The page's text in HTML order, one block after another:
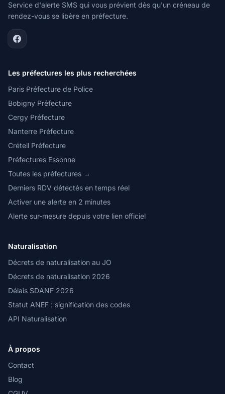
Service d'alerte SMS qui vous prévient dès qu'un créneau de
rendez-vous se libère en préfecture.
Les préfectures les plus recherchées
Paris Préfecture de Police
Bobigny Préfecture
Cergy Préfecture
Nanterre Préfecture
Créteil Préfecture
Préfectures Essonne
Toutes les préfectures →
Derniers RDV détectés en temps réel
Activer une alerte en 2 minutes
Alerte sur-mesure depuis votre lien officiel
Naturalisation
Décrets de naturalisation au JO
Décrets de naturalisation 2026
Délais SDANF 2026
Statut ANEF : signification des codes
API Naturalisation
À propos
Contact
Blog